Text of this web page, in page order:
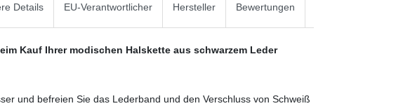
Details EU-Verantwortlicher Hersteller Bewertungen
Kauf Ihrer modischen Halskette aus schwarzem Leder
und befreien Sie das Lederband und den Verschluss von Schweiß